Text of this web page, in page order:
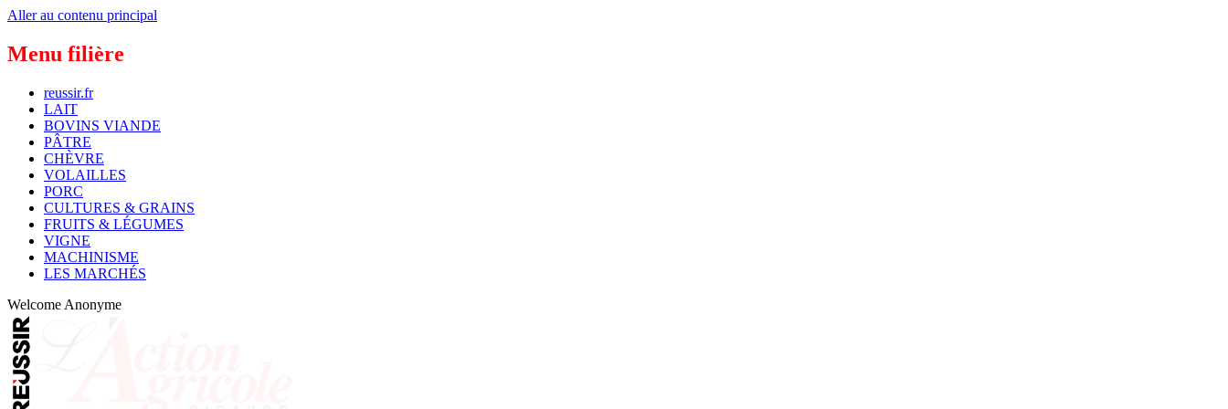
Aller au contenu principal
Menu filière
reussir.fr
LAIT
BOVINS VIANDE
PÂTRE
CHÈVRE
VOLAILLES
PORC
CULTURES & GRAINS
FRUITS & LÉGUMES
VIGNE
MACHINISME
LES MARCHÉS
Welcome Anonyme